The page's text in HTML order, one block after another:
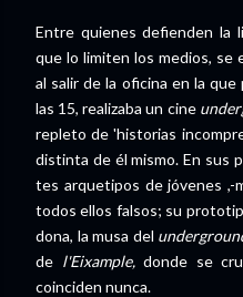
Entre quienes defienden la
que lo limiten los medios, se
al salir de la oficina en la
las 15, realizaba un cine
repleto de 'historias
distinta de él mismo. En sus
tes arquetipos de jóvenes ,-
todos ellos falsos; su
dona, la musa del
de l'Eixample,donde se
coinciden nunca.